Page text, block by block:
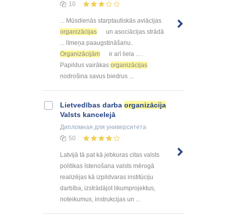
10
... Mūsdienās starptautiskās aviācijas
organizācijas
un asociācijas strādā
... līmeņa paaugstināšanu.
Organizācijām
ir arī liela ... .
Papildus vairākas organizācijas
nodrošina savus biedrus ...
Lietvedības darba organizācija
Valsts kancelejā
Дипломная для университета
50
Latvijā tā pat kā jebkuras citas valsts
politikas īstenošana valsts mērogā
realizējas kā izpildvaras institūciju
darbība, izstrādājot likumprojektus,
noteikumus, instrukcijas un ...